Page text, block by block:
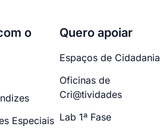
o
Especiais
Quero apoiar
Espaços de Cidadania
Oficinas de
Cri@tividades
Lab 1ª Fase